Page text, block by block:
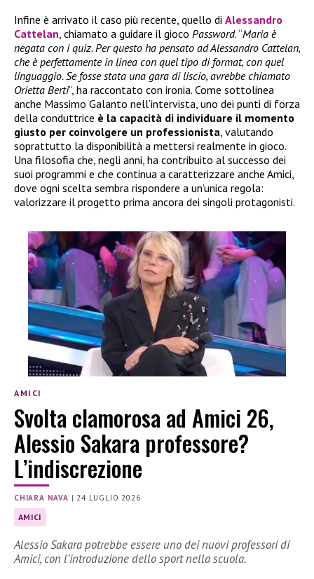
Infine è arrivato il caso più recente, quello di Alessandro
Cattelan, chiamato a guidare il gioco Password. “Maria è
negata con i quiz. Per questo ha pensato ad Alessandro Cattelan,
che è perfettamente in linea con quel tipo di format, con quel
linguaggio. Se fosse stata una gara di liscio, avrebbe chiamato
Orietta Berti“, ha raccontato con ironia. Come sottolinea
anche Massimo Galanto nell’intervista, uno dei punti di forza
della conduttrice è la capacità di individuare il momento
giusto per coinvolgere un professionista, valutando
soprattutto la disponibilità a mettersi realmente in gioco.
Una filosofia che, negli anni, ha contribuito al successo dei
suoi programmi e che continua a caratterizzare anche Amici,
dove ogni scelta sembra rispondere a un’unica regola:
valorizzare il progetto prima ancora dei singoli protagonisti.
AMICI
Svolta clamorosa ad Amici 26,
Alessio Sakara professore?
L’indiscrezione
CHIARA NAVA | 24 LUGLIO 2026
AMICI
Alessio Sakara potrebbe essere uno dei nuovi professori di
Amici, con l’introduzione dello sport nella scuola.